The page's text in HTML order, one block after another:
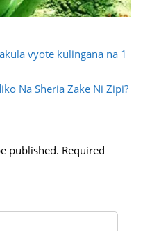
vyote kulingana na 1
Na Sheria Zake Ni Zipi?
published. Required